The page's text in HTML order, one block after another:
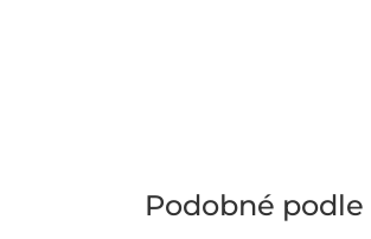
Podobné podle